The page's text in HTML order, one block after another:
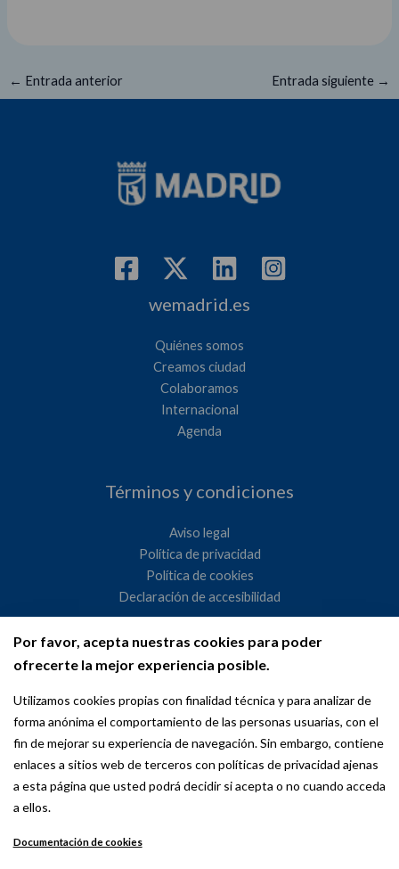
Por favor, acepta nuestras cookies para poder
ofrecerte la mejor experiencia posible.
Utilizamos cookies propias con finalidad técnica y para analizar de
forma anónima el comportamiento de las personas usuarias, con el
fin de mejorar su experiencia de navegación. Sin embargo, contiene
enlaces a sitios web de terceros con políticas de privacidad ajenas
a esta página que usted podrá decidir si acepta o no cuando acceda
a ellos.
Documentación de cookies
← Entrada anterior Entrada siguiente →
wemadrid.es
Quiénes somos
Creamos ciudad
Colaboramos
Internacional
Agenda
Términos y condiciones
Aviso legal
Política de privacidad
Política de cookies
Declaración de accesibilidad
Ayuntamiento de Madrid
WeMadrid es un sitio web del Ayuntamiento de Madrid
dedicado a las relaciones institucionales y la actividad
internacional del Alcalde. ​